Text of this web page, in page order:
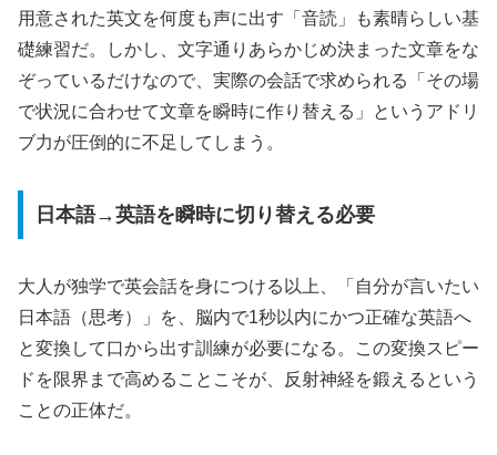
用意された英文を何度も声に出す「音読」も素晴らしい基
礎練習だ。しかし、文字通りあらかじめ決まった文章をな
ぞっているだけなので、実際の会話で求められる「その場
で状況に合わせて文章を瞬時に作り替える」というアドリ
ブ力が圧倒的に不足してしまう。
日本語→英語を瞬時に切り替える必要
大人が独学で英会話を身につける以上、「自分が言いたい
日本語（思考）」を、脳内で1秒以内にかつ正確な英語へ
と変換して口から出す訓練が必要になる。この変換スピー
ドを限界まで高めることこそが、反射神経を鍛えるという
ことの正体だ。